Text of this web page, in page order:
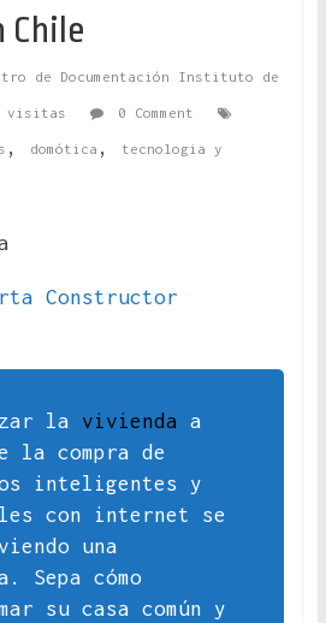
Chile
de Documentación Instituto de
visitas 0 Comment
, domótica , tecnologia y
Constructor
la vivienda a
la compra de
inteligentes y
con internet se
una
Sepa cómo
su casa común y